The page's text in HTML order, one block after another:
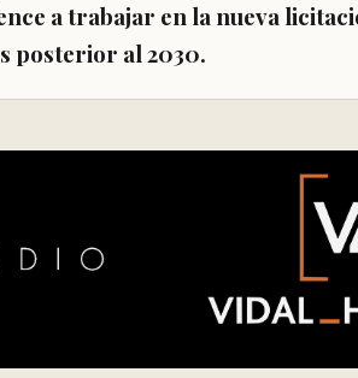
a trabajar en la nueva
posterior al 2030.